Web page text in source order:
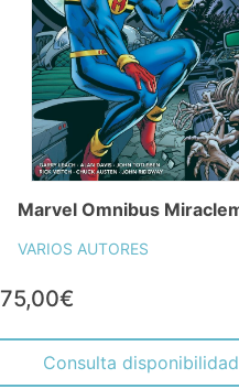
Marvel Omnibus
VARIOS AUTORES
75,00€
Consulta disponibilidad